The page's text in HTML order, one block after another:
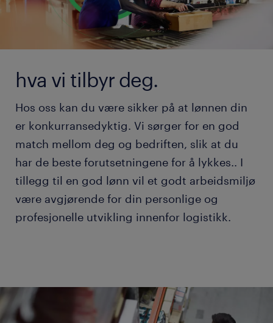
hva vi tilbyr deg.
Hos oss kan du være sikker på at lønnen din
er konkurransedyktig. Vi sørger for en god
match mellom deg og bedriften, slik at du
har de beste forutsetningene for å lykkes.. I
tillegg til en god lønn vil et godt arbeidsmiljø
være avgjørende for din personlige og
profesjonelle utvikling innenfor logistikk.